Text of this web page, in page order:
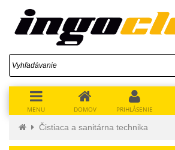
MENU DOMOV PRIHLÁSENIE
Čistiaca a sanitárna technika